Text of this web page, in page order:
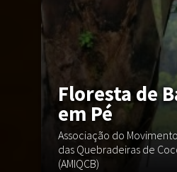
Floresta de
em Pé
Associação do
das Quebradeiras de
(AMIQCB)